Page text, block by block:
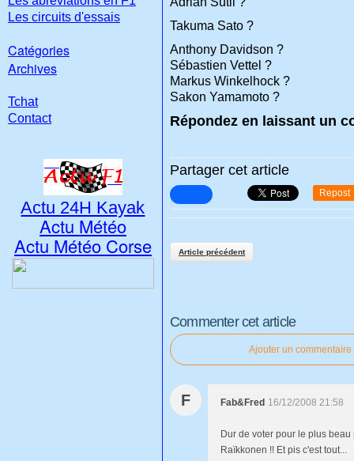
Takuma Sato ?
Anthony Davidson ?
Sébastien Vettel ?
Markus Winkelhock ?
Sakon Yamamoto ?
Répondez en laissant un
Partager cet article
Repost
Article précédent
Commenter cet article
Ajouter un commentaire
F Fab&Fred 16/12/2008 21:58
Dur de voter pour le plus
Raïkkonen !! Et pis c'est tout...
Les circuits d'essais
Catégories
Archives
Tchat
Contact
Actu 24H Kayak
Actu Météo
Actu Météo Corse